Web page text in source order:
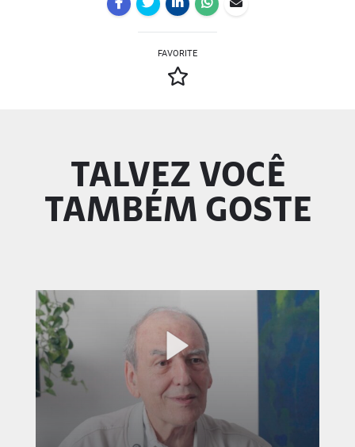
FAVORITE
TALVEZ VOCÊ
TAMBÉM GOSTE